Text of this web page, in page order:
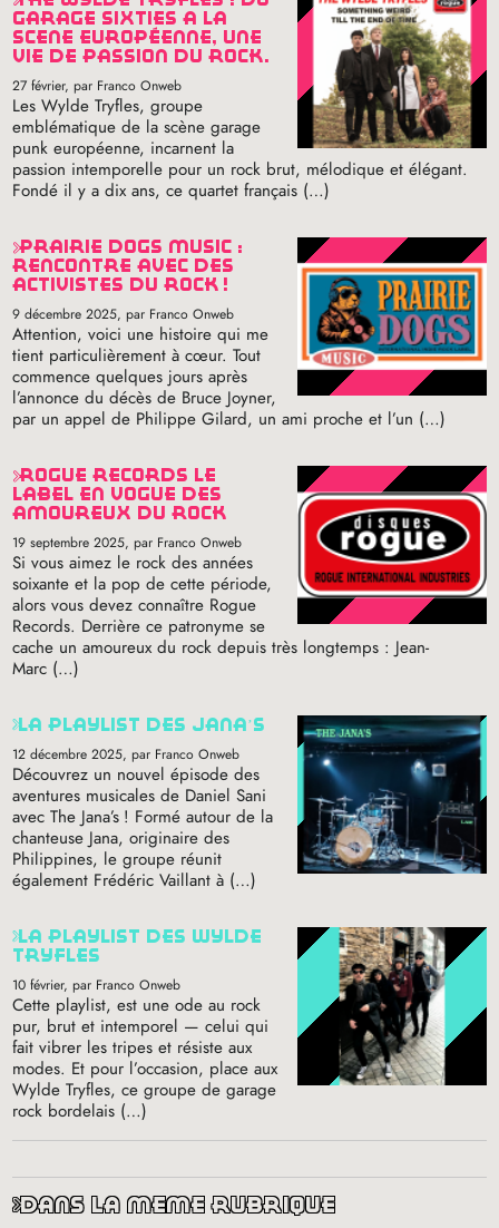
la playlist des jana’s
12 décembre 2025, par Franco Onweb
Découvrez un nouvel épisode des
aventures musicales de Daniel Sani
avec The Jana’s ! Formé autour de la
chanteuse Jana, originaire des
Philippines, le groupe réunit
également Frédéric Vaillant à (…)
garage sixties à la
scène européenne, une
vie de passion du rock.
27 février, par Franco Onweb
Les Wylde Tryfles, groupe
emblématique de la scène garage
punk européenne, incarnent la
passion intemporelle pour un rock brut, mélodique et élégant.
Fondé il y a dix ans, ce quartet français (…)
prairie dogs music :
rencontre avec des
activistes du rock !
9 décembre 2025, par Franco Onweb
Attention, voici une histoire qui me
tient particulièrement à cœur. Tout
commence quelques jours après
l’annonce du décès de Bruce Joyner,
par un appel de Philippe Gilard, un ami proche et l’un (…)
rogue records le
label en vogue des
amoureux du rock
19 septembre 2025, par Franco Onweb
Si vous aimez le rock des années
soixante et la pop de cette période,
alors vous devez connaître Rogue
Records. Derrière ce patronyme se
cache un amoureux du rock depuis très longtemps : Jean-
Marc (…)
la playlist des wylde
tryfles
10 février, par Franco Onweb
Cette playlist, est une ode au rock
pur, brut et intemporel — celui qui
fait vibrer les tripes et résiste aux
modes. Et pour l’occasion, place aux
Wylde Tryfles, ce groupe de garage
rock bordelais (…)
dans la même rubrique